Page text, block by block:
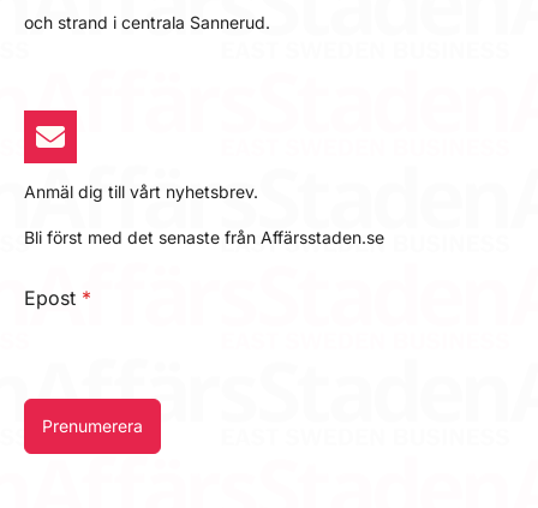
och strand i centrala Sannerud.
Anmäl dig till vårt nyhetsbrev.
Bli först med det senaste från Affärsstaden.se
Epost *
Prenumerera